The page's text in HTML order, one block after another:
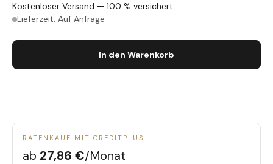
Kostenloser Versand — 100 % versichert
Lieferzeit: Auf Anfrage
In den Warenkorb
RATENKAUF MIT CREDITPLUS
ab 27,86 €/Monat